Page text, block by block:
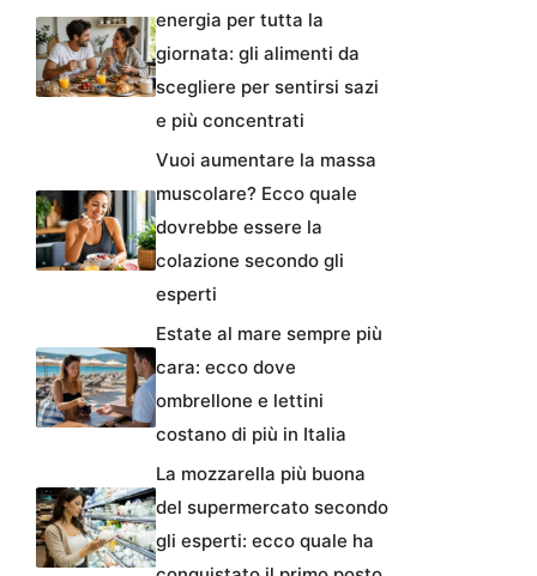
energia per tutta la
giornata: gli alimenti da
scegliere per sentirsi sazi
e più concentrati
Vuoi aumentare la massa
muscolare? Ecco quale
dovrebbe essere la
colazione secondo gli
esperti
Estate al mare sempre più
cara: ecco dove
ombrellone e lettini
costano di più in Italia
La mozzarella più buona
del supermercato secondo
gli esperti: ecco quale ha